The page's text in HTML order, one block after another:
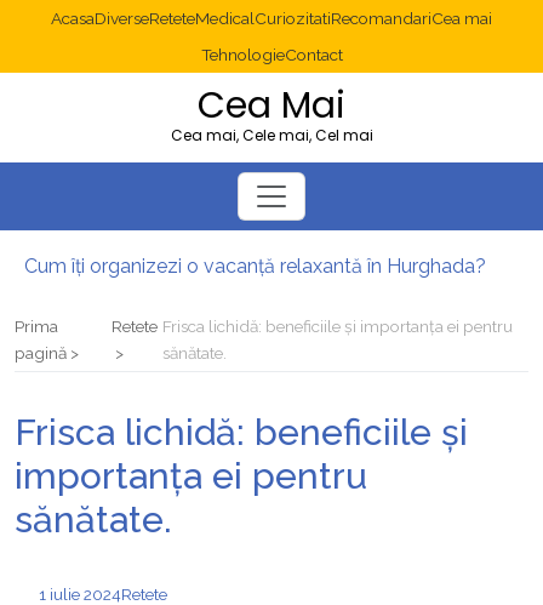
AcasaDiverseReteteMedicalCuriozitatiRecomandariCea mai
TehnologieContact
Cea Mai
Cea mai, Cele mai, Cel mai
Cum îți organizezi o vacanță relaxantă în Hurghada?
Multisite WordPress și Mastodon: cum gestionezi mai multe site-uri
Diverticulita: când este necesară operația?
Prima
pagină
Retete Frisca lichidă: beneficiile și importanța ei pentru
sănătate.
Frisca lichidă: beneficiile și
importanța ei pentru
sănătate.
1 iulie 2024Retete